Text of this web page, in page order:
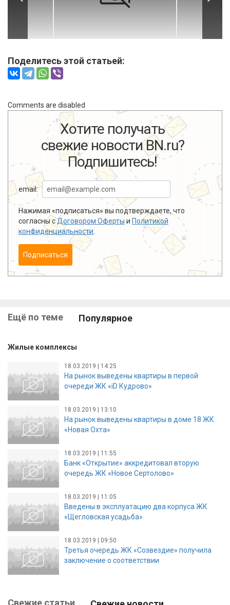
Поделитесь этой статьей:
Comments are disabled
Хотите получать
свежие новости BN.ru?
Подпишитесь!
email:
Нажимая «подписаться» вы подтверждаете, что
согласны сДоговором Оферты и Политикой
конфиденциальности
Подписаться
Ещё по теме Популярное
Жилые комплексы
18.03.2019 | 14:25
На рынок выведены квартиры в первой
очереди ЖК «iD Кудрово»
18.03.2019 | 13:10
На рынок выведены квартиры в доме 18 ЖК
«Новая Охта»
18.03.2019 | 11:55
Банк «Открытие» аккредитовал вторую
очередь ЖК «Новое Сертолово»
18.03.2019 | 11:05
Введены в эксплуатацию два корпуса ЖК
«Щегловская усадьба»
18.03.2019 | 09:50
Третья очередь ЖК «Созвездие» получила
заключение о соответствии
Свежие статьи